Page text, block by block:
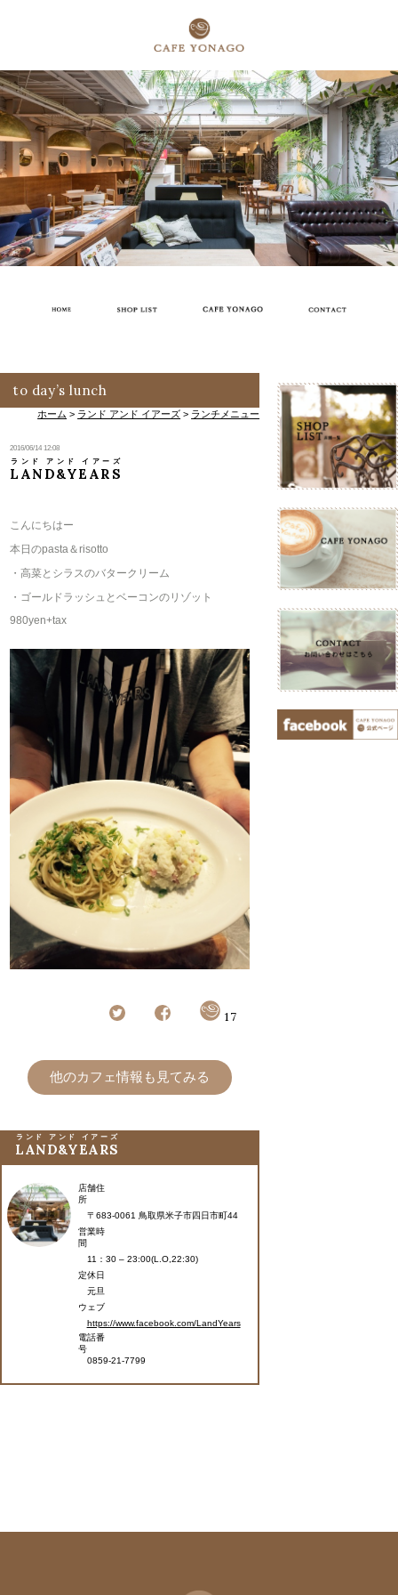
to day’s lunch
ホーム > ランド アンド イアーズ > ランチメニュー
2016/06/14 12:08
LAND&YEARS
ランド アンド イアーズ
こんにちはー
本日のpasta＆risotto
・高菜とシラスのバタークリーム
・ゴールドラッシュとベーコンのリゾット
980yen+tax
17
他のカフェ情報も見てみる
LAND&YEARS
ランド アンド イアーズ
店舗住
所
〒683-0061 鳥取県米子市四日市町44
営業時
間
11：30 – 23:00(L.O,22:30)
定休日
元旦
ウェブ
https://www.facebook.com/LandYears
電話番
号
0859-21-7799